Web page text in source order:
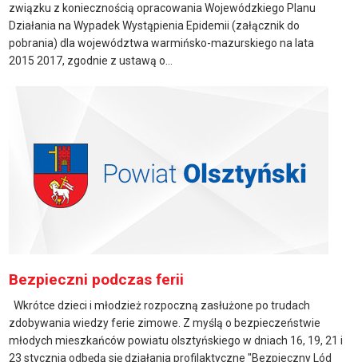
związku z koniecznością opracowania Wojewódzkiego Planu
Działania na Wypadek Wystąpienia Epidemii (załącznik do
pobrania) dla województwa warmińsko-mazurskiego na lata
2015 2017, zgodnie z ustawą o...
Bezpieczni podczas ferii
Wkrótce dzieci i młodzież rozpoczną zasłużone po trudach
zdobywania wiedzy ferie zimowe. Z myślą o bezpieczeństwie
młodych mieszkańców powiatu olsztyńskiego w dniach 16, 19, 21 i
23 stycznia odbędą się działania profilaktyczne "Bezpieczny Lód